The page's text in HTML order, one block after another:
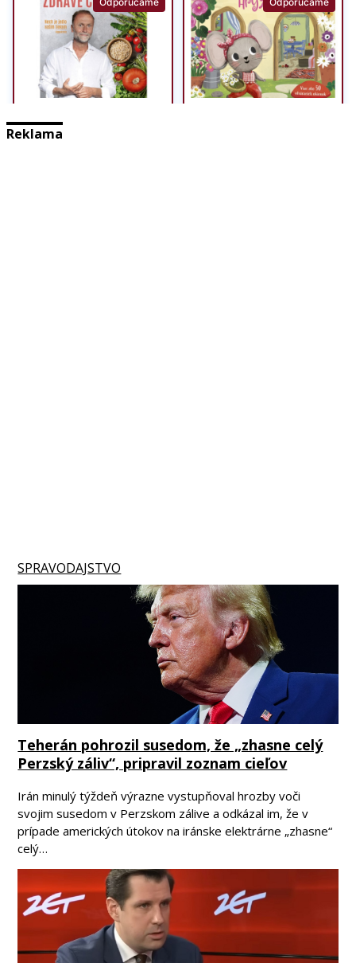
Reklama
SPRAVODAJSTVO
Teherán pohrozil susedom, že „zhasne celý
Perzský záliv“, pripravil zoznam cieľov
Irán minulý týždeň výrazne vystupňoval hrozby voči
svojim susedom v Perzskom zálive a odkázal im, že v
prípade amerických útokov na iránske elektrárne „zhasne“
celý…